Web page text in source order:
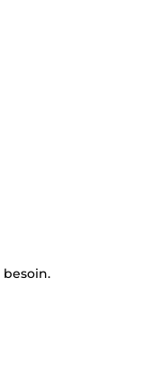
besoin.